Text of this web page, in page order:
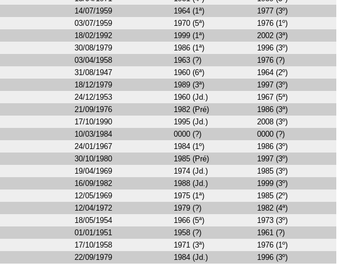
14/07/1959 1964 (1ª)
1977 (3º)
03/07/1959 1970 (5ª)
1976 (1º)
18/02/1992 1999 (1ª)
2002 (3ª)
30/08/1979 1986 (1ª)
1996 (3º)
03/04/1958 1963 (?)
1976 (?)
31/08/1947 1960 (6ª)
1964 (2º)
18/12/1979 1989 (3ª)
1997 (3º)
24/12/1953 1960 (Jd.)
1967 (5ª)
21/09/1976 1982 (Pré)
1986 (3ª)
17/10/1990 1995 (Jd.)
2008 (3º)
10/03/1984 0000 (?)
0000 (?)
24/01/1967 1984 (1º)
1986 (3º)
30/10/1980 1985 (Pré)
1997 (3º)
19/04/1969 1974 (Jd.)
1985 (3º)
16/09/1982 1988 (Jd.)
1999 (3º)
12/05/1969 1975 (1ª)
1985 (2º)
12/04/1972 1979 (?)
1982 (4ª)
18/05/1954 1966 (5ª)
1973 (3º)
01/01/1951 1958 (?)
1961 (?)
17/10/1958 1971 (3ª)
1976 (1º)
22/09/1979 1984 (Jd.)
1996 (3º)